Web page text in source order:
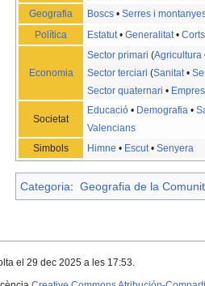
Geografia
Boscs •Serres i
Política
Estatut•Generalitat•Corts
Economia
Sector primari (Agricultura
Sector terciari (Sanitat•
Sector quaternari •
Societat
Educació • Demografia •
Valencians
Simbols
Himne • Escut•Senyera
Categoria: Geografia de la
el 29 dec 2025 a les 17:53.